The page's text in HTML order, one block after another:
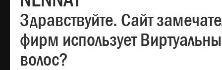
Здравствуйте. Сайт
фирм использует
волос?